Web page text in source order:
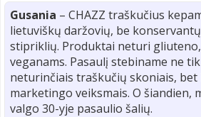
Gusania – CHAZZ traškučius
lietuviškų daržovių, be
stipriklių. Produktai neturi
veganams. Pasaulį stebiname ne
neturinčiais traškučių skoniais, bet
marketingo veiksmais. O šiandien,
valgo 30-yje pasaulio šalių.